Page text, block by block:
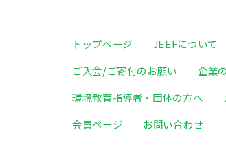
トップページ JEEFについて
ご入会/ご寄付のお願い
企業
環境教育指導者・団体の方へ
会員ページ
お問い合わせ